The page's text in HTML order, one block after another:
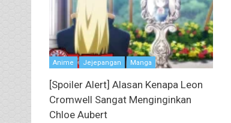
Anime Jejepangan Manga
[Spoiler Alert] Alasan Kenapa Leon
Cromwell Sangat Menginginkan
Chloe Aubert